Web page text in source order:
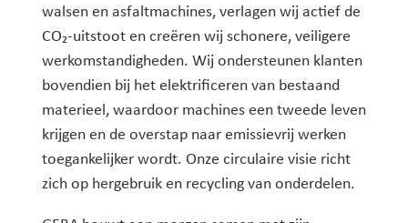
walsen en asfaltmachines, verlagen wij actief de
CO₂-uitstoot en creëren wij schonere, veiligere
werkomstandigheden. Wij ondersteunen klanten
bovendien bij het elektrificeren van bestaand
materieel, waardoor machines een tweede leven
krijgen en de overstap naar emissievrij werken
toegankelijker wordt. Onze circulaire visie richt
zich op hergebruik en recycling van onderdelen.